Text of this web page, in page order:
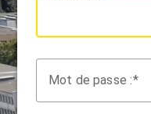
Mot de passe :